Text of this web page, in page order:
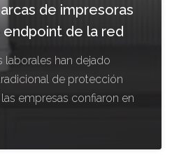
de impresoras
de la red
laborales han dejado
de protección
empresas confiaron en